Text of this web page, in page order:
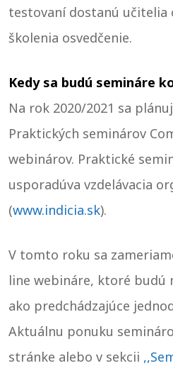
testovaní dostanú učitelia
školenia osvedčenie.
Kedy sa budú semináre
Na rok 2020/2021 sa
Praktických seminárov
webinárov. Praktické
usporadúva vzdelávacia
(www.indicia.sk).
V tomto roku sa
line webináre, ktoré budú
ako predchádzajúce
Aktuálnu ponuku
stránke alebo v sekcii